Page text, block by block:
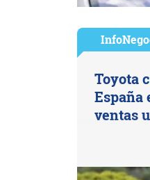
Toyota
España
ventas